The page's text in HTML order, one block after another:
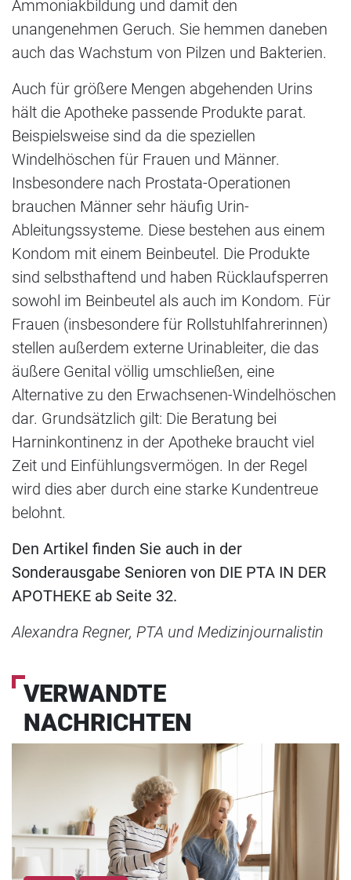
Ammoniakbildung und damit den
unangenehmen Geruch. Sie hemmen daneben
auch das Wachstum von Pilzen und Bakterien.
Auch für größere Mengen abgehenden Urins
hält die Apotheke passende Produkte parat.
Beispielsweise sind da die speziellen
Windelhöschen für Frauen und Männer.
Insbesondere nach Prostata-Operationen
brauchen Männer sehr häufig Urin-
Ableitungssysteme. Diese bestehen aus einem
Kondom mit einem Beinbeutel. Die Produkte
sind selbsthaftend und haben Rücklaufsperren
sowohl im Beinbeutel als auch im Kondom. Für
Frauen (insbesondere für Rollstuhlfahrerinnen)
stellen außerdem externe Urinableiter, die das
äußere Genital völlig umschließen, eine
Alternative zu den Erwachsenen-Windelhöschen
dar. Grundsätzlich gilt: Die Beratung bei
Harninkontinenz in der Apotheke braucht viel
Zeit und Einfühlungsvermögen. In der Regel
wird dies aber durch eine starke Kundentreue
belohnt.
Den Artikel finden Sie auch in der
Sonderausgabe Senioren von DIE PTA IN DER
APOTHEKE ab Seite 32.
Alexandra Regner, PTA und Medizinjournalistin
VERWANDTE
NACHRICHTEN